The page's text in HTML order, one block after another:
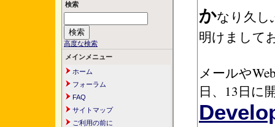
検索
高度な検索
メインメニュー
ホーム
フォーラム
FAQ
サイトマップ
ご利用の前に
かなり久し
明けまして
メールや
日、13日に